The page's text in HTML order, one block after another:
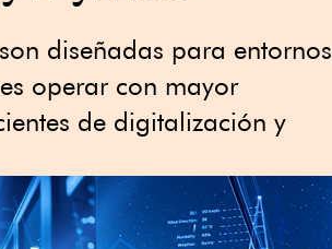
diseñadas para entornos
operar con mayor
de digitalización y